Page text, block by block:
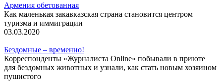
Армения обетованная
Как маленькая закавказская страна становится центром
туризма и иммиграции
03.03.2020
Бездомные – временно!
Корреспонденты «Журналиста Online» побывали в приюте
для бездомных животных и узнали, как стать новым хозяином
пушистого